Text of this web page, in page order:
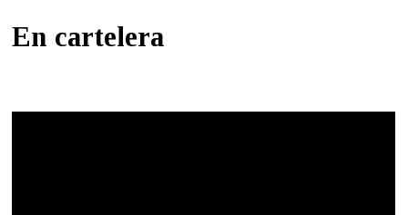
En cartelera